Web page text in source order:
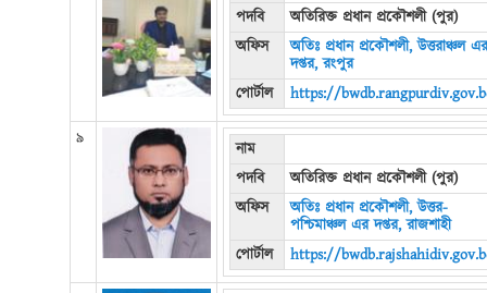
পদবি
অতিরিক্ত প্রধান প্রকৌশলী (পুর)
অফিস
অতিঃ প্রধান প্রকৌশলী, উত্তরাঞ্চল এর
দপ্তর, রংপুর
পোর্টাল
https://
৯
নাম
পদবি
অতিরিক্ত প্রধান প্রকৌশলী (পুর)
অফিস
অতিঃ প্রধান প্রকৌশলী, উত্তর-
পশ্চিমাঞ্চল এর দপ্তর, রাজশাহী
পোর্টাল
https://